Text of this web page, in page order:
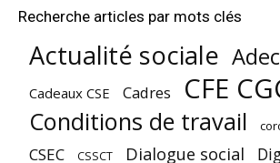
Recherche articles par mots clés
Actualité sociale
Cadeaux CSE Cadres CFE
Conditions de travail
CSEC CSSCT Dialogue social